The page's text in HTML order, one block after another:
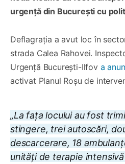
urgență din București cu
Deflagrația a avut loc în
strada Calea Rahovei.
Urgență București-Ilfov a
activat Planul Roșu de
„La fața locului au fost
stingere, trei autoscări,
descarcerare, 18
unități de terapie